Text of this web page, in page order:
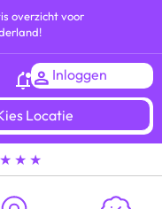
overzicht voor
Inloggen
Locatie
★ ★